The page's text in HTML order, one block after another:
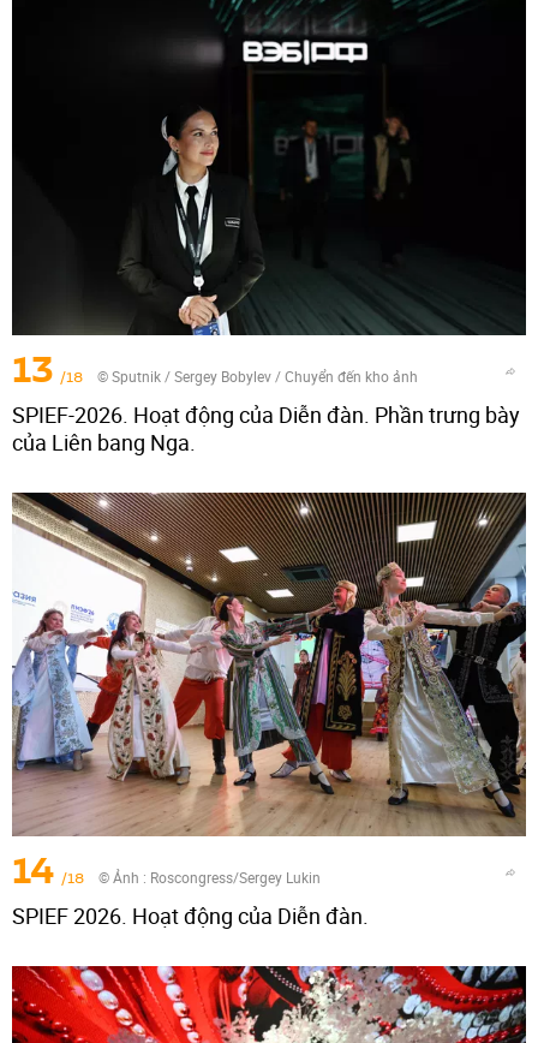
13 /18 © Sputnik / Sergey Bobylev/Chuyển đến kho ảnh
SPIEF-2026. Hoạt động của Diễn đàn. Phần trưng bày
của Liên bang Nga.
14 /18 © Ảnh : Roscongress/Sergey Lukin
SPIEF 2026. Hoạt động của Diễn đàn.